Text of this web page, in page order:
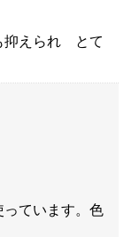
抑えられ とて
ています。色